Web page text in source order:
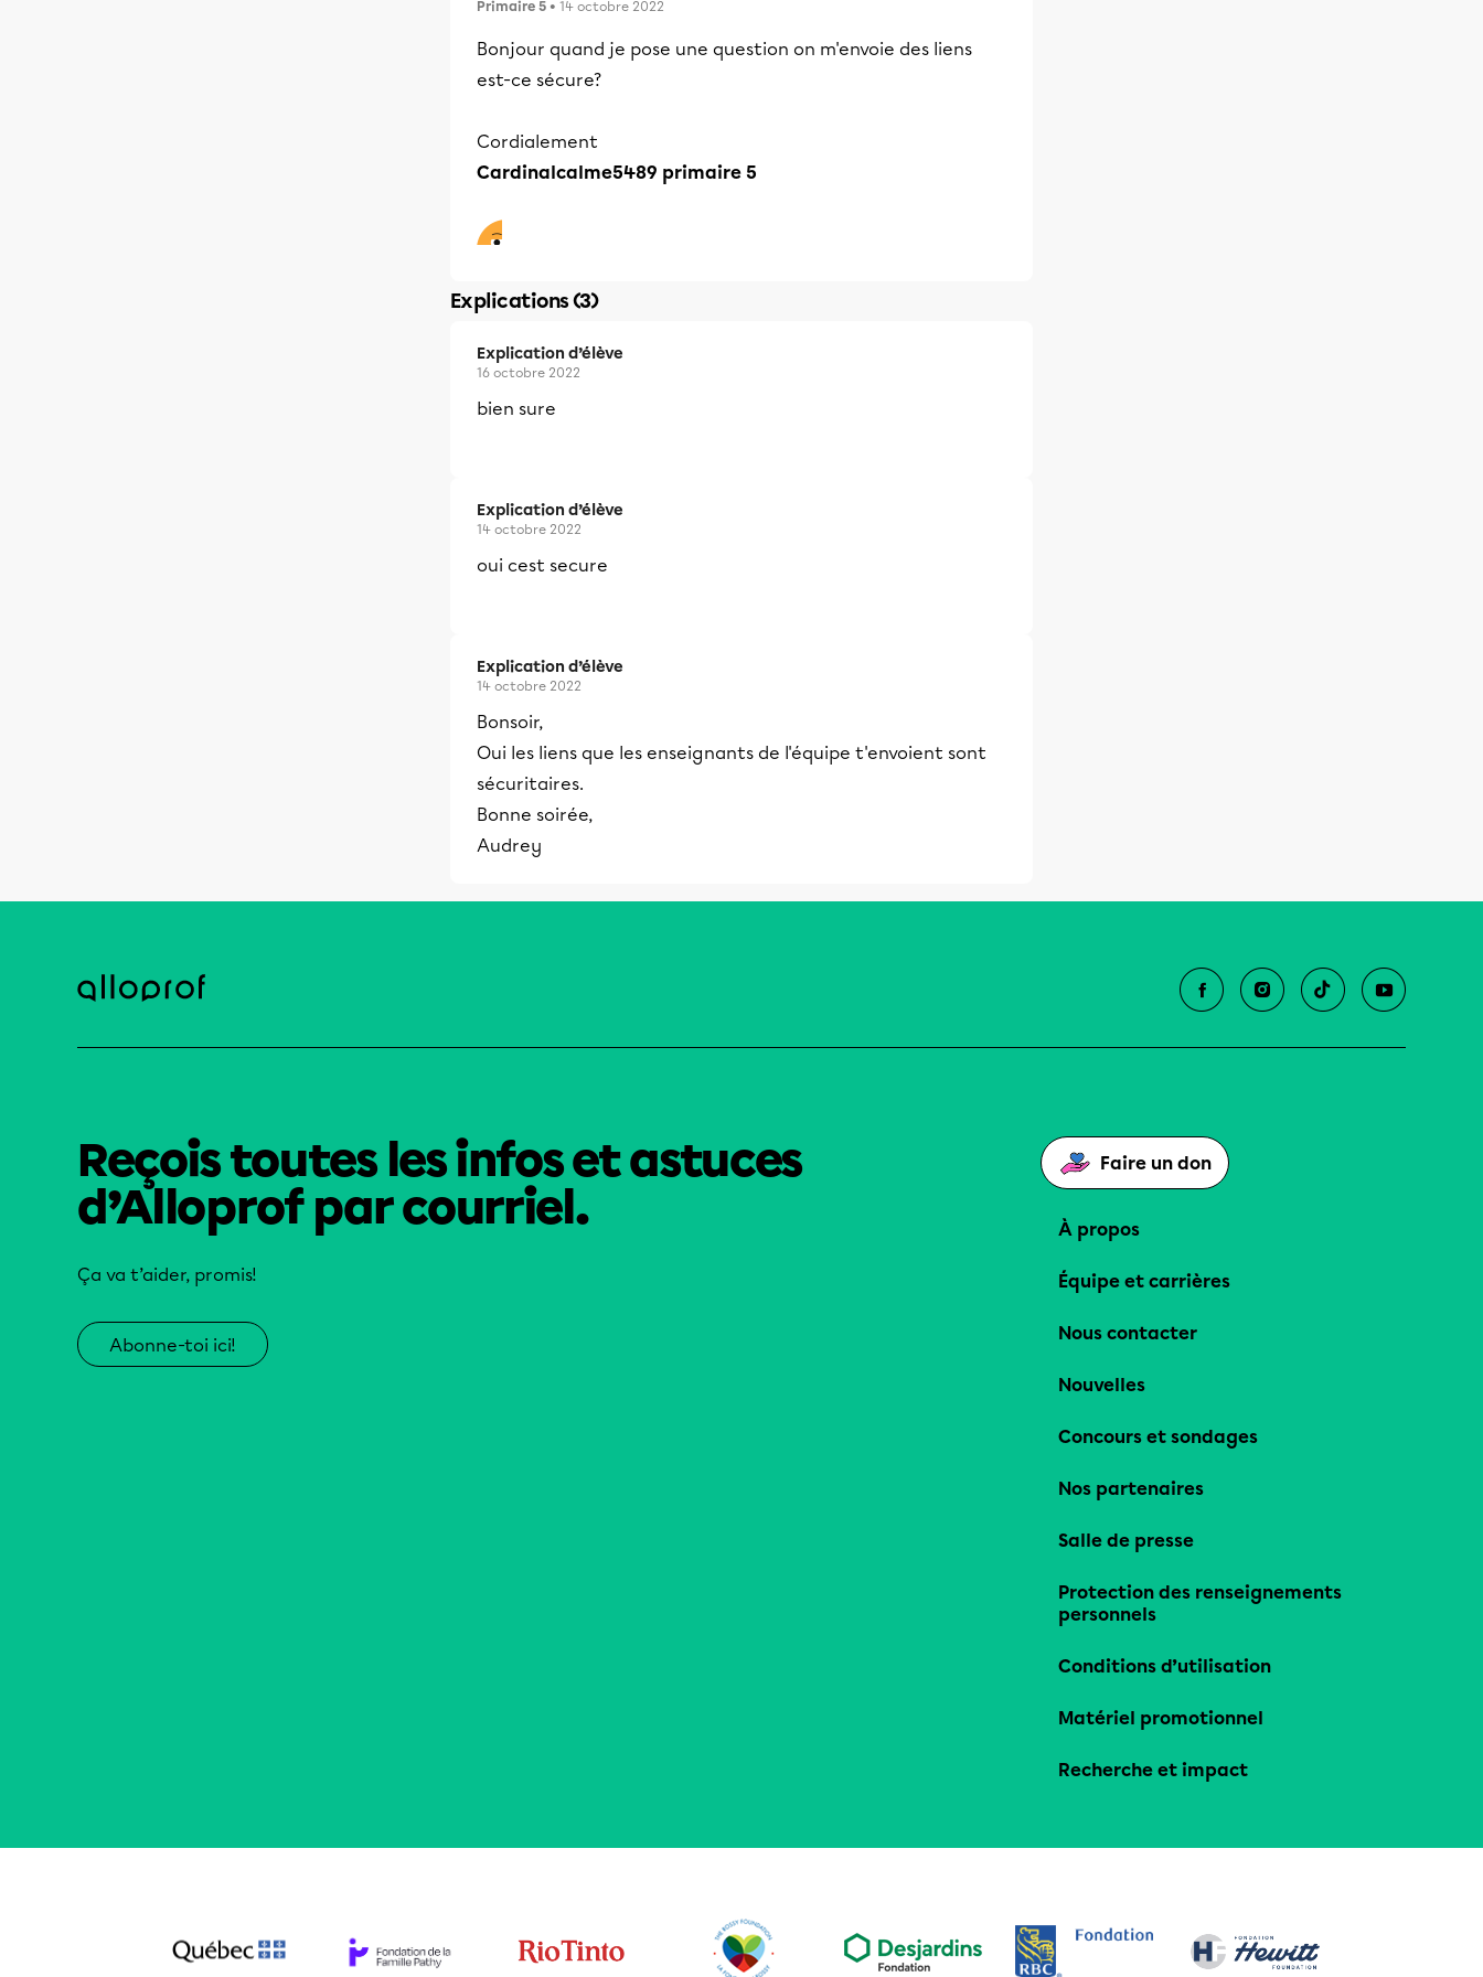
Primaire 5 • 14 octobre 2022
Bonjour quand je pose une question on m'envoie des liens
est-ce sécure?
Cordialement
Cardinalcalme5489 primaire 5
Explications (3)
Explication d’élève
16 octobre 2022
bien sure
Explication d’élève
14 octobre 2022
oui cest secure
Explication d’élève
14 octobre 2022
Bonsoir,
Oui les liens que les enseignants de l'équipe t'envoient sont
sécuritaires.
Bonne soirée,
Audrey
Reçois toutes les infos et astuces
d’Alloprof par courriel.
Ça va t’aider, promis!
Abonne-toi ici!
Faire un don
À propos
Équipe et carrières
Nous contacter
Nouvelles
Concours et sondages
Nos partenaires
Salle de presse
Protection des renseignements
personnels
Conditions d’utilisation
Matériel promotionnel
Recherche et impact